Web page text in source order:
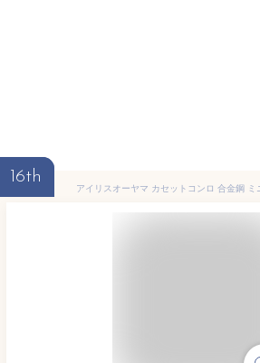
16th
アイリスオーヤマ カセットコンロ 合金鋼